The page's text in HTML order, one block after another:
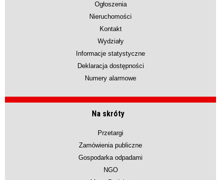
Ogłoszenia
Nieruchomości
Kontakt
Wydziały
Informacje statystyczne
Deklaracja dostępności
Numery alarmowe
Na skróty
Przetargi
Zamówienia publiczne
Gospodarka odpadami
NGO